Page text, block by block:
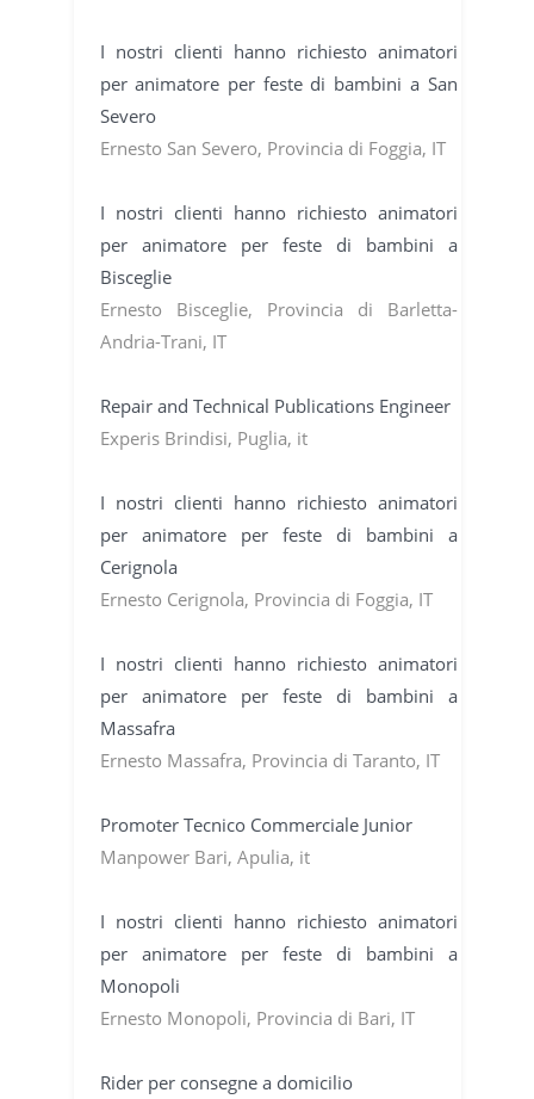
I nostri clienti hanno richiesto animatori
per animatore per feste di bambini a San
Severo
Ernesto San Severo, Provincia di Foggia, IT
I nostri clienti hanno richiesto animatori
per animatore per feste di bambini a
Bisceglie
Ernesto Bisceglie, Provincia di Barletta-
Andria-Trani, IT
Repair and Technical Publications Engineer
Experis Brindisi, Puglia, it
I nostri clienti hanno richiesto animatori
per animatore per feste di bambini a
Cerignola
Ernesto Cerignola, Provincia di Foggia, IT
I nostri clienti hanno richiesto animatori
per animatore per feste di bambini a
Massafra
Ernesto Massafra, Provincia di Taranto, IT
Promoter Tecnico Commerciale Junior
Manpower Bari, Apulia, it
I nostri clienti hanno richiesto animatori
per animatore per feste di bambini a
Monopoli
Ernesto Monopoli, Provincia di Bari, IT
Rider per consegne a domicilio